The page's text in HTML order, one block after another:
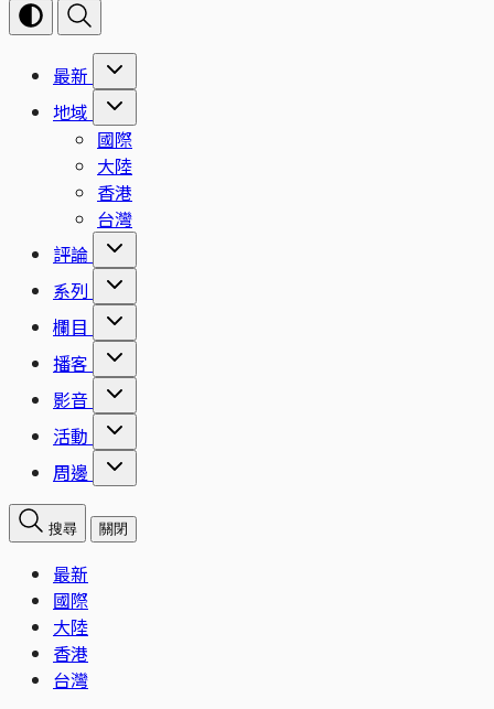
最新
地域
國際
大陸
香港
台灣
評論
系列
欄目
播客
影音
活動
周邊
搜尋 關閉
最新
國際
大陸
香港
台灣